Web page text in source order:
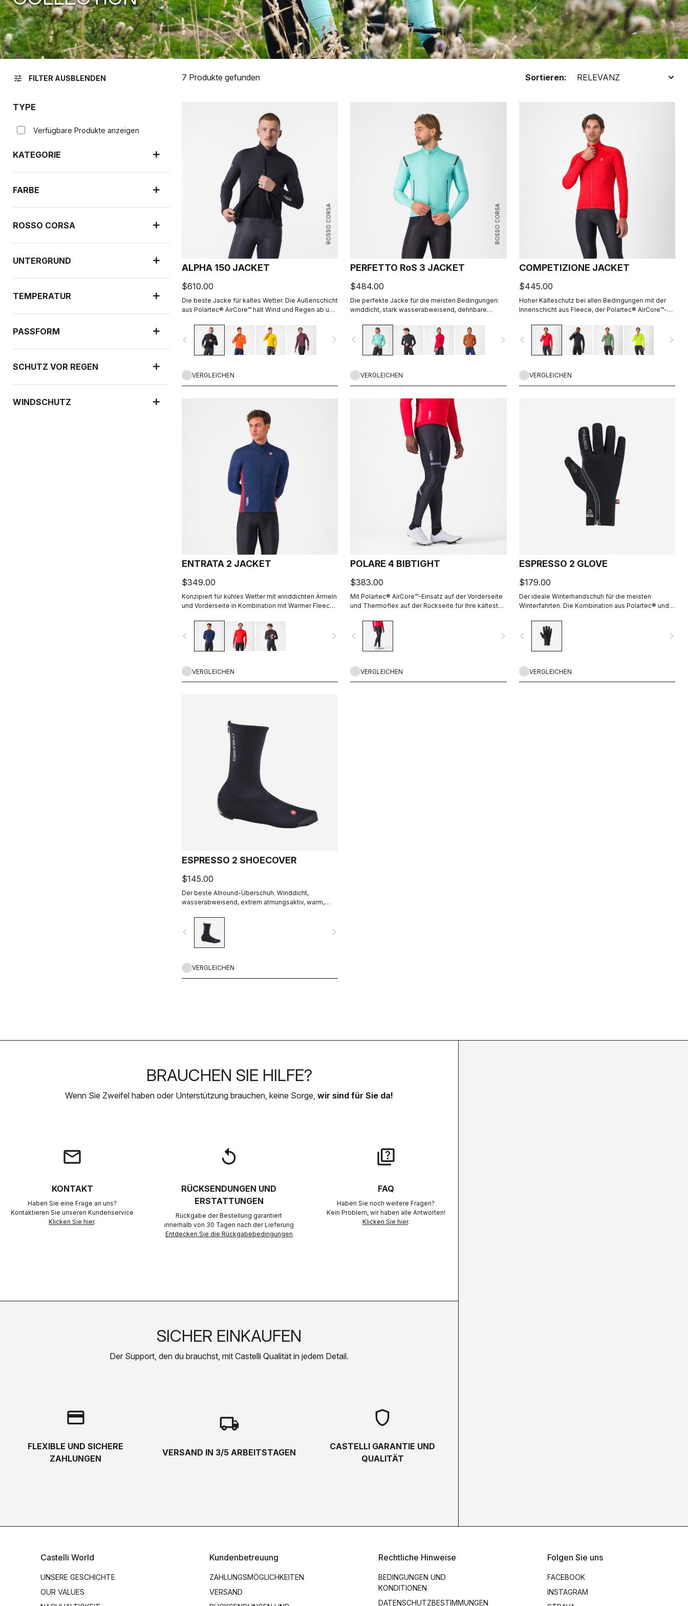
tune FILTER AUSBLENDEN 7 Produkte gefunden Sortieren:
TYPE
Verfügbare Produkte anzeigen
KATEGORIE
FARBE
ROSSO CORSA
UNTERGRUND
TEMPERATUR
PASSFORM
SCHUTZ VOR REGEN
WINDSCHUTZ
ROSSO CORSA
ALPHA 150 JACKET
$610.00
Die beste Jacke für kaltes Wetter. Die Außenschicht
aus Polartec® AirCore™ hält Wind und Regen ab und
Polartec® Alpha™ für Isolation.
navigate_before navigate_next
VERGLEICHEN
ROSSO CORSA
PERFETTO RoS 3 JACKET
$484.00
Die perfekte Jacke für die meisten Bedingungen:
winddicht, stark wasserabweisend, dehnbare
dank Polartec® AirCore™-Stoff.
navigate_before navigate_next
VERGLEICHEN
COMPETIZIONE JACKET
$445.00
Hoher Kälteschutz bei allen Bedingungen mit der
Innenschicht aus Fleece, der Polartec® AirCore™-
reflektierenden Details, damit Sie gut gesehen
werden.
navigate_before navigate_next
VERGLEICHEN
ENTRATA 2 JACKET
$349.00
Konzipiert für kühles Wetter mit winddichten Ärmeln
und Vorderseite in Kombination mit Warmer Fleece-
Rückseite.
navigate_before navigate_next
VERGLEICHEN
POLARE 4 BIBTIGHT
$383.00
Mit Polartec® AirCore™-Einsatz auf der Vorderseite
und Thermoflex auf der Rückseite für Ihre kältesten
Sitzpolsters.
navigate_before navigate_next
VERGLEICHEN
ESPRESSO 2 GLOVE
$179.00
Der ideale Winterhandschuh für die meisten
Winterfahrten. Die Kombination aus Polartec® und
schützt sie vor den Elementen.
navigate_before navigate_next
VERGLEICHEN
ESPRESSO 2 SHOECOVER
$145.00
Der beste Allround-Überschuh. Winddicht,
wasserabweisend, extrem atmungsaktiv, warm,
navigate_before navigate_next
VERGLEICHEN
BRAUCHEN SIE HILFE?
Wenn Sie Zweifel haben oder Unterstützung brauchen, keine Sorge, wir sind für Sie da!
email
KONTAKT
Haben Sie eine Frage an uns?
Kontaktieren Sie unseren Kundenservice
Klicken Sie hier.
replay
RÜCKSENDUNGEN UND
ERSTATTUNGEN
Rückgabe der Bestellung garantiert
innerhalb von 30 Tagen nach der Lieferung
Entdecken Sie die Rückgabebedingungen
quiz
FAQ
Haben Sie noch weitere Fragen?
Kein Problem, wir haben alle Antworten!
Klicken Sie hier.
SICHER EINKAUFEN
Der Support, den du brauchst, mit Castelli Qualität in jedem Detail.
credit_card
FLEXIBLE UND SICHERE
ZAHLUNGEN
local_shipping
VERSAND IN 3/5 ARBEITSTAGEN
shield
CASTELLI GARANTIE UND
QUALITÄT
Castelli World
UNSERE GESCHICHTE
OUR VALUES
Kundenbetreuung
ZAHLUNGSMÖGLICHKEITEN
VERSAND
Rechtliche Hinweise
BEDINGUNGEN UND
KONDITIONEN
DATENSCHUTZBESTIMMUNGEN
Folgen Sie uns
FACEBOOK
INSTAGRAM